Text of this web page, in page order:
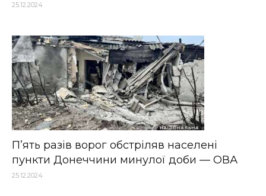
25.12.2024
П’ять разів ворог обстріляв населені
пункти Донеччини минулої доби — ОВА
25.12.2024